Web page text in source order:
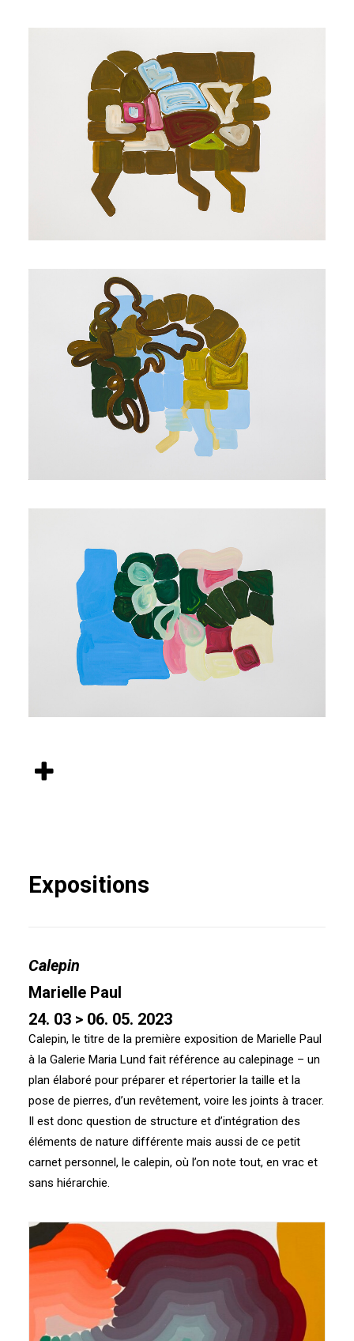
Expositions
Calepin
Marielle Paul
24. 03 > 06. 05. 2023
Calepin, le titre de la première exposition de Marielle Paul
à la Galerie Maria Lund fait référence au calepinage – un
plan élaboré pour préparer et répertorier la taille et la
pose de pierres, d’un revêtement, voire les joints à tracer.
Il est donc question de structure et d’intégration des
éléments de nature différente mais aussi de ce petit
carnet personnel, le calepin, où l’on note tout, en vrac et
sans hiérarchie.